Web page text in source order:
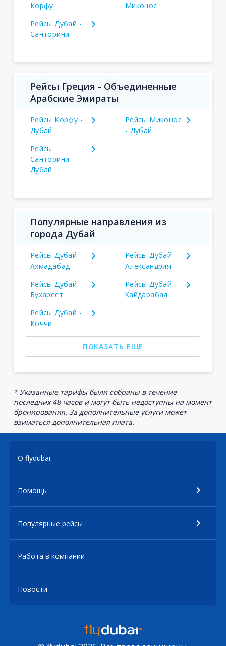
Корфу
Миконос
Рейсы Дубай -
Санторини
Рейсы Греция - Объединенные
Арабские Эмираты
Рейсы Корфу -
Дубай
Рейсы Миконос
- Дубай
Рейсы
Санторини -
Дубай
Популярные направления из
города Дубай
Рейсы Дубай -
Ахмадабад
Рейсы Дубай -
Александрия
Рейсы Дубай -
Бухарест
Рейсы Дубай -
Хайдарабад
Рейсы Дубай -
Коччи
ПОКАЗАТЬ ЕЩЕ
* Указанные тарифы были собраны в течение
последних 48 часов и могут быть недоступны на момент
бронирования. За дополнительные услуги может
взиматься дополнительная плата.
О flydubai
Помощь
Популярные рейсы
Работа в компании
Новости